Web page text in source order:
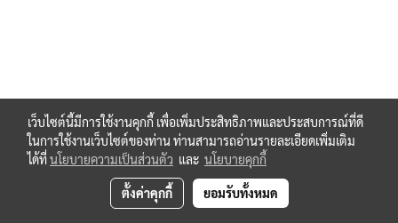
เว็บไซต์นี้มีการใช้งานคุกกี้ เพื่อเพิ่มประสิทธิภาพและประสบการณ์ที่ดี
ในการใช้งานเว็บไซต์ของท่าน ท่านสามารถอ่านรายละเอียดเพิ่มเติม
ได้ที่นโยบายความเป็นส่วนตัว และ นโยบายคุกกี้
ตั้งค่าคุกกี้ ยอมรับทั้งหมด